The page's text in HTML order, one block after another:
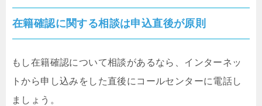
在籍確認に関する相談は申込直後が原則
もし在籍確認について相談があるなら、インターネッ
トから申し込みをした直後にコールセンターに電話し
ましょう。